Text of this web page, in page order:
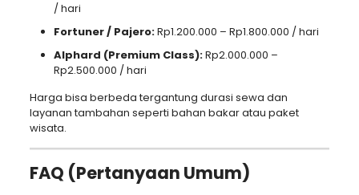
/ hari
Fortuner / Pajero:Rp1.200.000 – Rp1.800.000 / hari
Alphard (Premium Class):Rp2.000.000 –
Rp2.500.000 / hari
Harga bisa berbeda tergantung durasi sewa dan
layanan tambahan seperti bahan bakar atau paket
wisata.
FAQ (Pertanyaan Umum)